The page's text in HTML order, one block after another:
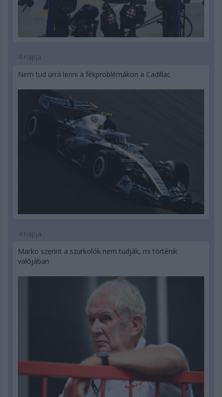
4 napja
Nem tud úrrá lenni a fékproblémákon a Cadillac
4 napja
Marko szerint a szurkolók nem tudják, mi történik
valójában